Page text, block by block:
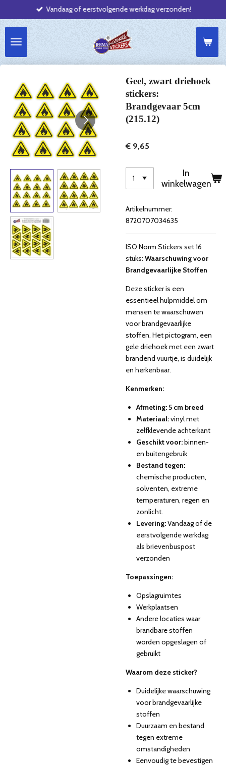
direct
de
hoofdinhoud
Vandaag of eerstvolgende werkdag verzonden!
Geel, zwart driehoek
stickers:
Brandgevaar 5cm
(215.12)
€ 9,65
In
winkelwagen
Artikelnummer:
8720707034635
ISO Norm Stickers set 16
stuks: Waarschuwing voor
Brandgevaarlijke Stoffen
Deze sticker is een
essentieel hulpmiddel om
mensen te waarschuwen
voor brandgevaarlijke
stoffen. Het pictogram, een
gele driehoek met een zwart
brandend vuurtje, is duidelijk
en herkenbaar.
Kenmerken:
Afmeting:5 cm breed
Materiaal:vinyl met
zelfklevende achterkant
Geschikt voor:binnen-
en buitengebruik
Bestand tegen:
chemische producten,
solventen, extreme
temperaturen, regen en
zonlicht.
Levering:Vandaag of de
eerstvolgende werkdag
als brievenbuspost
verzonden
Toepassingen:
Opslagruimtes
Werkplaatsen
Andere locaties waar
brandbare stoffen
worden opgeslagen of
gebruikt
Waarom deze sticker?
Duidelijke waarschuwing
voor brandgevaarlijke
stoffen
Duurzaam en bestand
tegen extreme
omstandigheden
Eenvoudig te bevestigen